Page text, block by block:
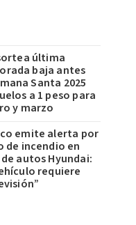
última
baja antes
Santa 2025
a 1 peso para
y marzo
emite alerta por
de incendio en
autos Hyundai:
requiere